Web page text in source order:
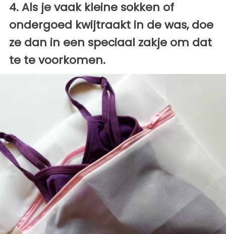
4. Als je vaak kleine sokken of
ondergoed kwijtraakt in de was, doe
ze dan in een speciaal zakje om dat
te te voorkomen.